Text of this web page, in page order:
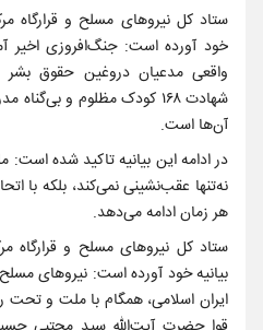
ستاد کل نیروهای مسلح و قرارگاه
خود آورده است: جنگ‌افروزی اخیر
واقعی مدعیان دروغین حقوق بشر
شهادت ۱۶۸ کودک مظلوم و
آن‌ها است.
در ادامه این بیانیه تاکید شده است:
نه‌تنها عقب‌نشینی نمی‌کند، بلکه با
هر زمان ادامه می‌دهد.
ستاد کل نیروهای مسلح و قرارگاه
بیانیه خود آورده است: نیروهای
ایران اسلامی، همگام با ملت و تحت